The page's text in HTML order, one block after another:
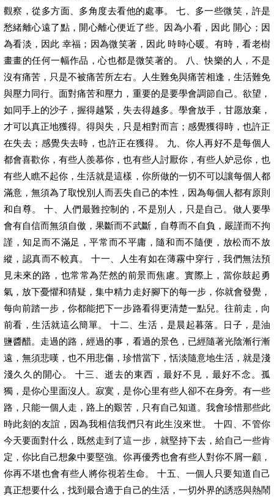
觀察，從多方面、多角度去看他的處事。 七、多一些微笑，許是
愁緒離心遠了點，開心離心便近了些。因為小看，因此 開心；因
為看淡，因此 幸福；因為微笑著，因此 時時心暖。有時，看老樹
畫畫的任何一幅作品，心也都是微笑著的。 八、快樂的人，不是
沒有痛苦，只是不被痛苦所左右。人生難免與痛苦相逢，生活難免
與壓力同行。面對痛苦和壓力，重要的是要學會調節自己。欲望，
如同手上的沙子，握得越緊，失去得越多。學會放手，甘愿放棄，
才可以真正地獲得。得與失，只是相對而言；感覺獲得時，也許正
在失去；感覺失去時，也許正在獲得。 九、你人再好不是每個人
都會喜歡你，有些人羨慕你，也有些人討厭你，有些人妒忌你，也
有些人瞧不起你，生活就是這樣，你所做的一切不可以讓每個人都
滿意，無須為了取悅別人而丟失自己的本性，因為每個人都有原則
和自尊。 十、人們最難控制的，不是別人，只是自己。做人要學
會有自信而無須自傲，果斷而不武斷，自尊而不自負，嚴謹而不拘
謹，知足而不滿足，平常而不平庸，隨和而不隨便，放松而不放
縱，認真而不較真。 十一、人生有如在薄霧中穿行，我們無法預
見未來的路，也常常為茫然的前景而焦慮。實際上，當你鼓起勇
氣，放下憂懼和猜疑，集中精力走好腳下的每一步，你就會發覺，
每向前踏一步，你都能把下一步路看得更清楚一點兒。往前走，向
前看，生活就這么簡單。 十二、生活，是晨起暮落。日子，是油
鹽醬醋。走過的路，經過的事，看過的景色，已經隨著光陰漸行漸
遠，無須悲嘆，也不用悲傷，珍惜當下，恬淡隨意地生活，就是淺
淺久久的開心。 十三、逝去的東西，最好不見，最好不念。孤
獨，是你心里面沒人。寂寞，是你心里有些人卻不在身旁。有一些
路，只能一個人走，路上的艱苦，只有自己知道。我會珍惜那些此
時此刻的友誼，因為我相信我們只有此生沒來世。 十四、不管你
今天要面對什么，既然走到了這一步，就堅持下去，給自己一些肯
定，你比自己想象中要堅強。你再優秀也會有些人對你不屑一顧，
你再不堪也會有些人將你視若生命。 十五、一個人只要知道自己
真正想要什么，找到最合適于自己的生活，一切外界的誘惑與熱鬧